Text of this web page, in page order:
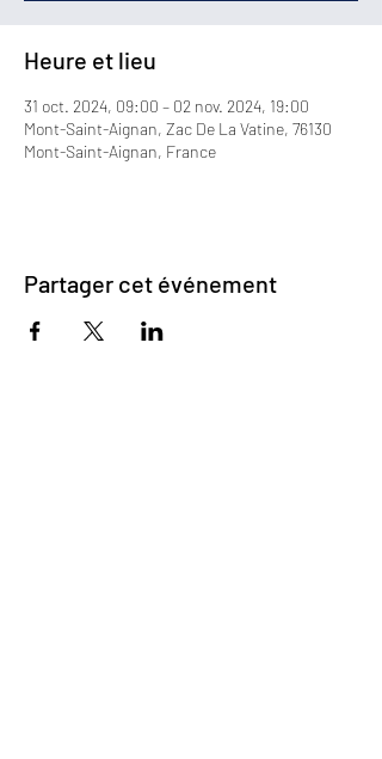
Heure et lieu
31 oct. 2024, 09:00 – 02 nov. 2024, 19:00
Mont-Saint-Aignan, Zac De La Vatine, 76130
Mont-Saint-Aignan, France
Partager cet événement